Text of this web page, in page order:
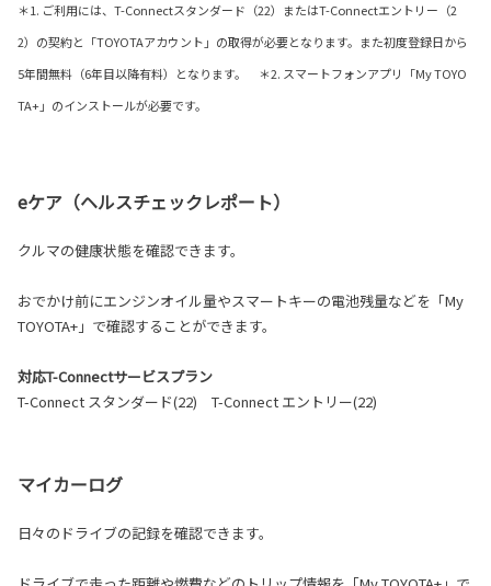
＊1. ご利用には、T-Connectスタンダード（22）またはT-Connectエントリー（2
2）の契約と「TOYOTAアカウント」の取得が必要となります。また初度登録日から
5年間無料（6年目以降有料）となります。 ＊2. スマートフォンアプリ「My TOYO
TA+」のインストールが必要です。
eケア（ヘルスチェックレポート）
クルマの健康状態を確認できます。
おでかけ前にエンジンオイル量やスマートキーの電池残量などを「My
TOYOTA+」で確認することができます。
対応T-Connectサービスプラン
T-Connect スタンダード(22) T-Connect エントリー(22)
マイカーログ
日々のドライブの記録を確認できます。